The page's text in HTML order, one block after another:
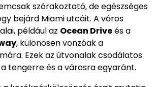
szórakoztató, de egészséges
bejárd Miami utcáit. A város
például az Ocean Driveés a
, különösen vonzóak a
Ezek az útvonalak csodálatos
tengerre és a városra egyaránt.